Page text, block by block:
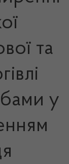
та
у